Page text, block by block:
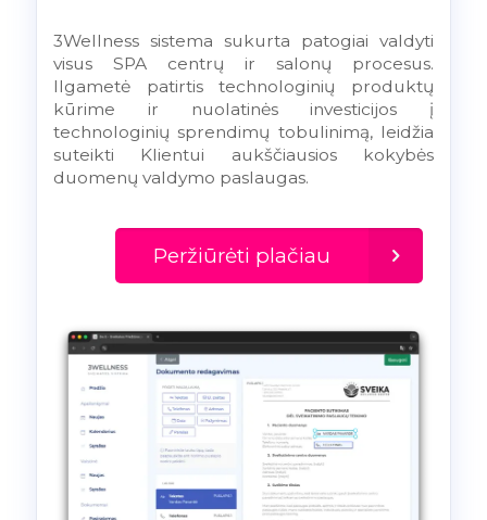
3Wellness sistema sukurta patogiai valdyti
visus SPA centrų ir salonų procesus.
Ilgametė patirtis technologinių produktų
kūrime ir nuolatinės investicijos į
technologinių sprendimų tobulinimą, leidžia
suteikti Klientui aukščiausios kokybės
duomenų valdymo paslaugas.
Peržiūrėti plačiau